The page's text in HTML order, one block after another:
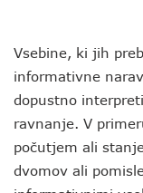
Vsebine, ki jih
informativne
dopustno
ravnanje. V
počutjem ali
dvomov ali